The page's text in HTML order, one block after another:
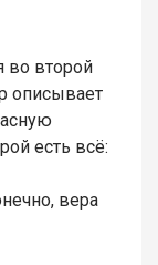
во второй
описывает
есть всё:
вера